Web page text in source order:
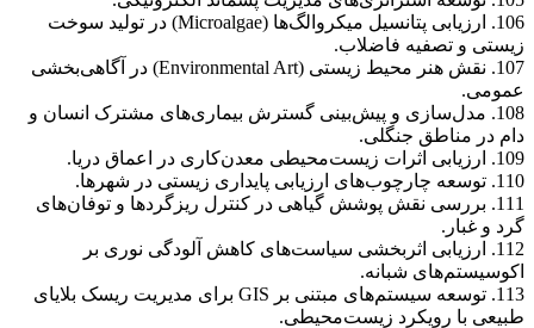
106. ارزیابی پتانسیل میکروالگ‌ها (Microalgae) در تولید سوخت
زیستی و تصفیه فاضلاب.
107. نقش هنر محیط زیستی (Environmental Art) در آگاهی‌بخشی
عمومی.
108. مدل‌سازی و پیش‌بینی گسترش بیماری‌های مشترک انسان و
دام در مناطق جنگلی.
109. ارزیابی اثرات زیست‌محیطی معدن‌کاری در اعماق دریا.
110. توسعه چارچوب‌های ارزیابی پایداری زیستی در شهرها.
111. بررسی نقش پوشش گیاهی در کنترل ریزگردها و توفان‌های
گرد و غبار.
112. ارزیابی اثربخشی سیاست‌های کاهش آلودگی نوری بر
اکوسیستم‌های شبانه.
113. توسعه سیستم‌های مبتنی بر GIS برای مدیریت ریسک بلایای
طبیعی با رویکرد زیست‌محیطی.